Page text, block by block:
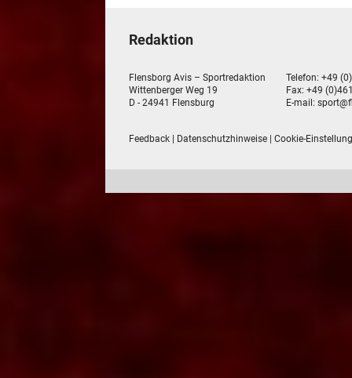
Redaktion
Flensborg Avis – Sportredaktion
Wittenberger Weg 19
D - 24941 Flensburg
Telefon: +49
Fax: +49
E-mail:
Feedback Datenschutzhinweise Cookie-